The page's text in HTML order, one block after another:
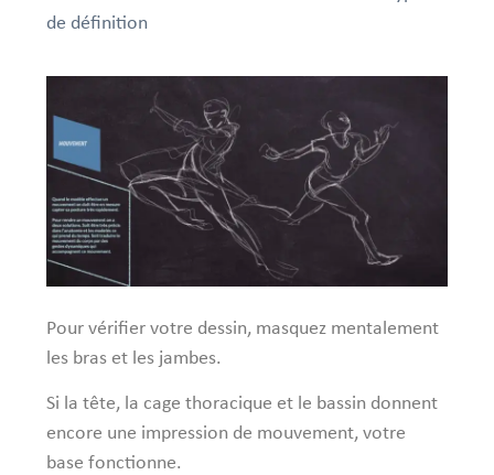
de définition
Pour vérifier votre dessin, masquez mentalement
les bras et les jambes.
Si la tête, la cage thoracique et le bassin donnent
encore une impression de mouvement, votre
base fonctionne.